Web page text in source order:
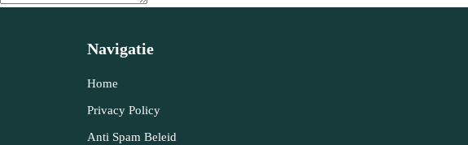
Navigatie
Home
Privacy Policy
Anti Spam Beleid